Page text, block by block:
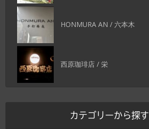
HONMURA AN / 六本木
西原珈琲店 / 栄
カテゴリーから探す